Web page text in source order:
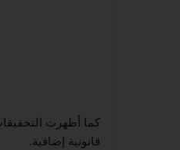
كما أظهرت
قانونية إضافية.